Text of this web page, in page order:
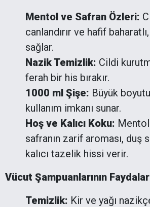
Mentol ve Safran Özleri:
canlandırır ve hafif
sağlar.
Nazik Temizlik: Cildi
ferah bir his bırakır.
1000 ml Şişe: Büyük
kullanım imkanı sunar.
Hoş ve Kalıcı Koku:
safranın zarif aroması, duş
kalıcı tazelik hissi verir.
Vücut Şampuanlarının
Temizlik: Kir ve yağı